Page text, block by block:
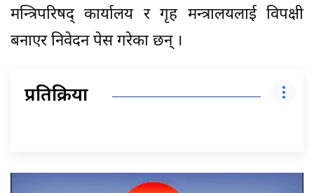
मन्त्रिपरिषद् कार्यालय र गृह मन्त्रालयलाई विपक्षी
बनाएर निवेदन पेस गरेका छन् ।
प्रतिक्रिया